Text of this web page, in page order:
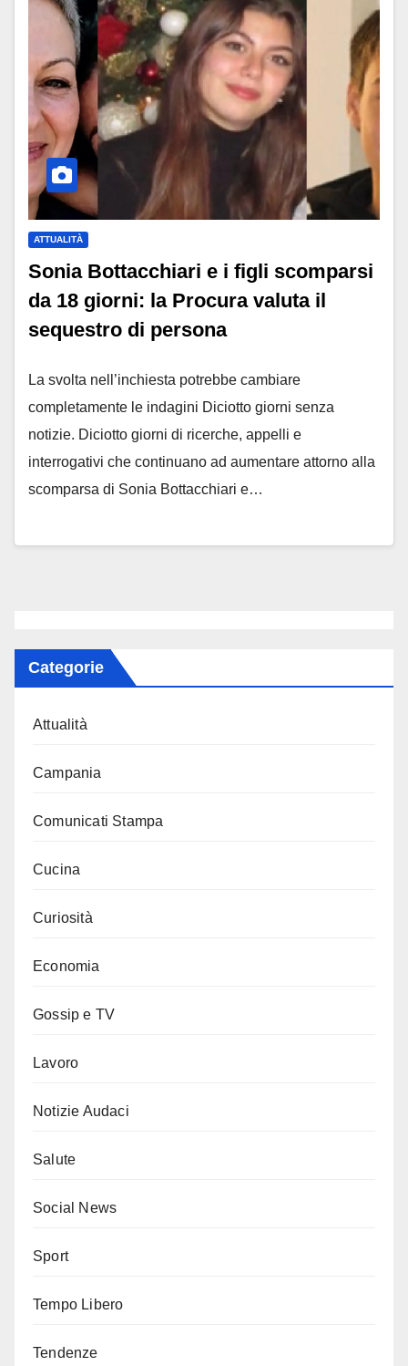
ATTUALITÀ
Sonia Bottacchiari e i figli scomparsi
da 18 giorni: la Procura valuta il
sequestro di persona
La svolta nell’inchiesta potrebbe cambiare
completamente le indagini Diciotto giorni senza
notizie. Diciotto giorni di ricerche, appelli e
interrogativi che continuano ad aumentare attorno alla
scomparsa di Sonia Bottacchiari e…
Categorie
Attualità
Campania
Comunicati Stampa
Cucina
Curiosità
Economia
Gossip e TV
Lavoro
Notizie Audaci
Salute
Social News
Sport
Tempo Libero
Tendenze